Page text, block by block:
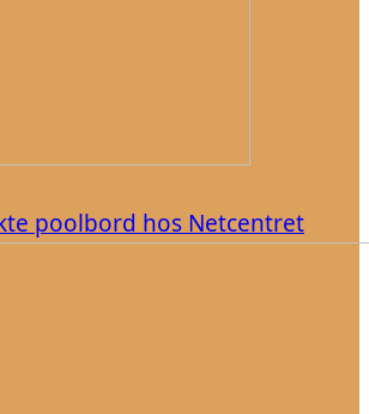
poolbord hos Netcentret